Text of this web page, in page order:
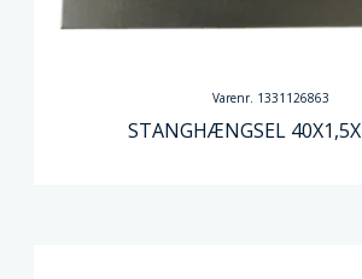
Varenr. 1331126863
STANGHÆNGSEL